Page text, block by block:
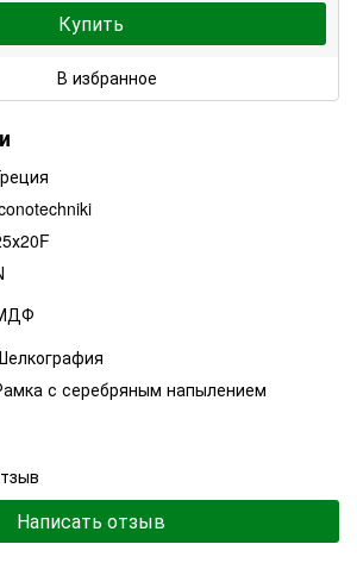
Купить
В избранное
с серебряным напылением
Написать отзыв